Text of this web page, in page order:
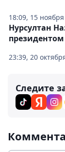
18:09, 15
23:39, 20
Нурсултан
Следите